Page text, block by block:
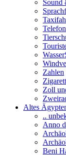
Sound
Zahlen
Zoll
Altes
..
Anno
Beni